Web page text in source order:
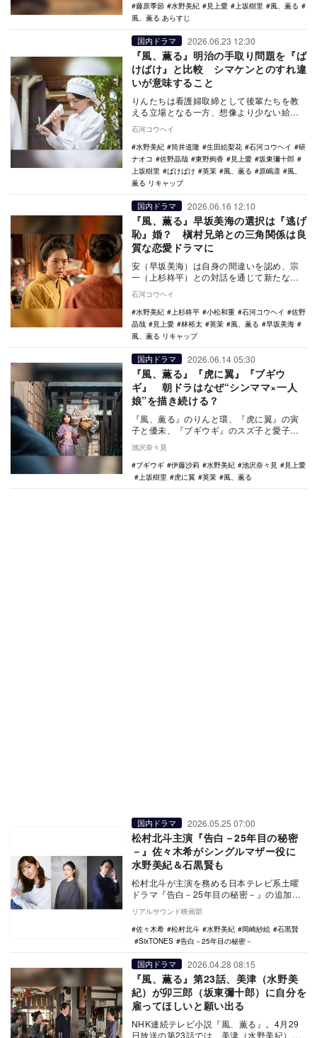
藤原季節
水野美紀 見上愛 上坂樹里
風、薫る
風、薫る あらすじ
国内ドラマ 2026.06.23 12:30
『風、薫る』明治の手取り問題を『ば
けばけ』と比較 シマケンとのすれ違
いが意味すること
りんたちは看護婦取締として後輩たちを教
える立場となる一方、想像より少ない給料
原稿を渡せず、…
石河コウヘイ
水野美紀
筒井道隆 生田絵梨花 石河コウヘイ
研
ナオコ
佐野晶哉 東野絢香 見上愛
坂東彌十郎
上坂樹里
ばけばけ 英茉 風、薫る 原嶋凛
風、
薫る リキャップ
国内ドラマ 2026.06.16 12:10
『風、薫る』早坂美海の選択は『逃げ
恥』婚？ 槇村兄弟との三角関係は良
質な恋愛ドラマに
安（早坂美海）は自身の間違いを認め、宗
一（上杉柊平）との対話を通じて新たな結
太）は失恋を経験…
石河コウヘイ
水野美紀
上杉柊平 小松和重 石河コウヘイ
佐野
晶哉
見上愛 林裕太 英茉 風、薫る
早坂美海
風、薫る リキャップ
国内ドラマ 2026.06.14 05:30
『風、薫る』『虎に翼』『ブギウ
ギ』 朝ドラはなぜ“シンママ×一人
娘”を描き続ける？
『風、薫る』のりんと環、『虎に翼』の寅
子と優未、『ブギウギ』のスズ子と愛子。
娘”の物語か…
池沢奈々見
ブギウギ
伊藤沙莉 水野美紀 池沢奈々見
見上愛
上坂樹里
虎に翼 英茉 風、薫る
国内ドラマ 2026.05.25 07:00
松村北斗主演『告白－25年目の秘密
－』佐々木希がシングルマザー役に
水野美紀＆石黒賢も
松村北斗が主演を務める日本テレビ系土曜
ドラマ『告白－25年目の秘密－』の追加キ
ャストとして、佐々木希、水野美紀、石黒
賢の出演が発…
リアルサウンド映画部
佐々木希
松村北斗 水野美紀 岡崎紗絵
石黒賢
SixTONES
告白－25年目の秘密－
国内ドラマ 2026.04.28 08:15
『風、薫る』第23話、美津（水野美
紀）が卯三郎（坂東彌十郎）に自分を
雇ってほしいと願い出る
NHK連続テレビ小説『風、薫る』。4月29
日放送の第23話では、美津（水野美紀）が